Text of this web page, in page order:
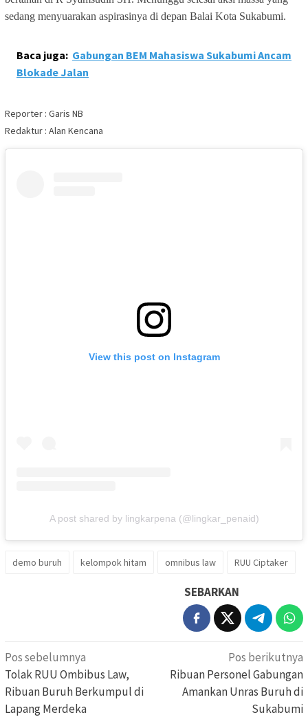
sedang menyuarakan aspirasinya di depan Balai Kota Sukabumi.
Baca juga: Gabungan BEM Mahasiswa Sukabumi Ancam
Blokade Jalan
Reporter : Garis NB
Redaktur : Alan Kencana
View this post on Instagram
A post shared by lingkarpena (@lingkar_penaid)
demo buruh kelompok hitam omnibus law RUU Ciptaker
SEBARKAN
Navigasi
pos
Pos sebelumnya
Tolak RUU Ombibus Law,
Ribuan Buruh Berkumpul di
Lapang Merdeka
Pos berikutnya
Ribuan Personel Gabungan
Amankan Unras Buruh di
Sukabumi